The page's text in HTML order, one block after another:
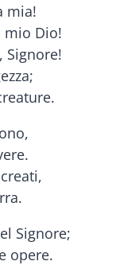
mia!
mio Dio!
Signore!
Signore;
opere.